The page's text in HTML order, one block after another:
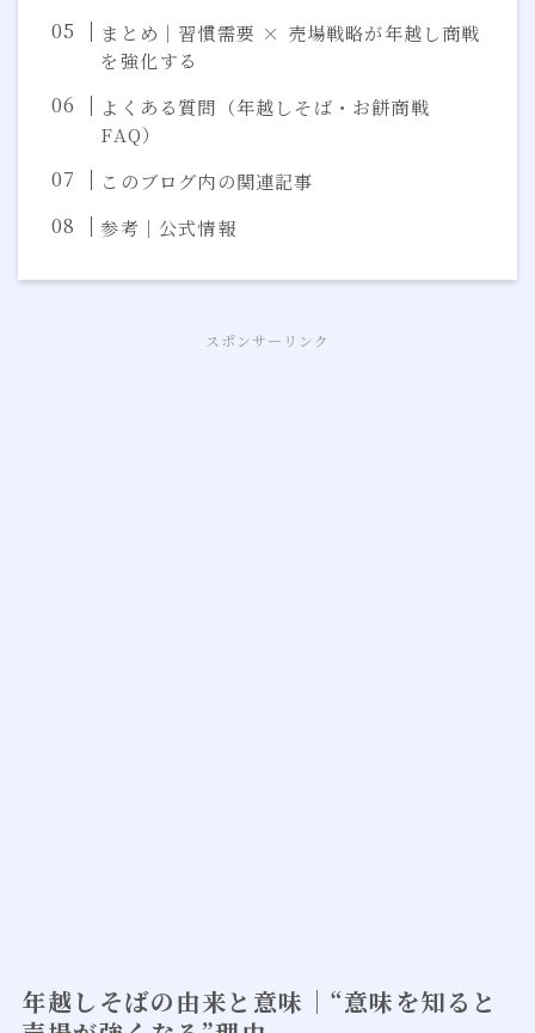
まとめ｜習慣需要 × 売場戦略が年越し商戦
を強化する
よくある質問（年越しそば・お餅商戦
FAQ）
このブログ内の関連記事
参考｜公式情報
スポンサーリンク
年越しそばの由来と意味｜“意味を知ると